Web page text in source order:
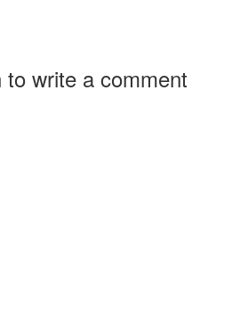
write a comment